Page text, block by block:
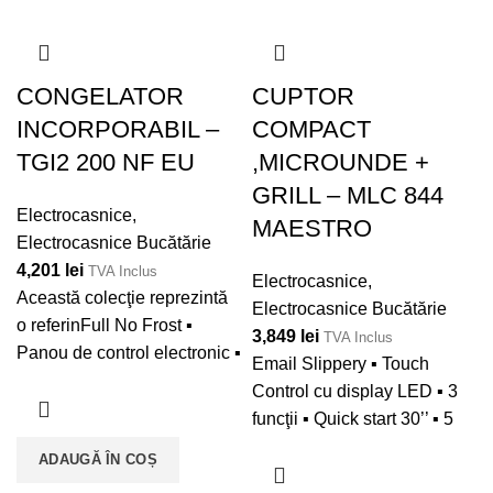
Autonomie fără curent: 15 h
Clasă climatică: T ▪ Nivel de
zgomot: 42 dBA ▪ Tensiune:
230 V / 50 Hz ▪ Finisaj Inox
Volum total (brut): 285 l ▪
Volum net (chiller): 19 l ▪
Volum net (congelator): 78 l
total (brut): 275 l ▪ Volum net
CONGELATOR
INCORPORABIL –
TGI2 200 NF EU
Electrocasnice,
Electrocasnice Bucătărie
4,201 lei TVA Inclus
Această colecţie reprezintă
o referinFull No Frost ▪
Panou de control electronic ▪
reversibilă ▪ Sistem
ioni de argint) ▪ Consum
ADAUGĂ ÎN COȘ
CUPTOR
COMPACT
,MICROUNDE +
GRILL – MLC 844
MAESTRO
Electrocasnice,
Electrocasnice Bucătărie
3,849 lei TVA Inclus
Email Slippery ▪ Touch
Control cu display LED ▪ 3
funcţii ▪ Quick start 30’’ ▪ 5
Grill 1.400 W ▪ Timer 0 - 90